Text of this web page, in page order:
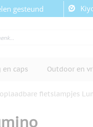
gesteund
en caps Outdoor en
oplaadbare fietslampjes